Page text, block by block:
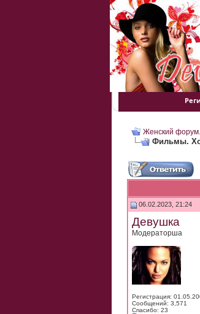
Женский
Фильмы.
06.02.2023, 21:24
Девушка
Модераторша
Регистрация:
Сообщений: 3,571
Спасибо: 23